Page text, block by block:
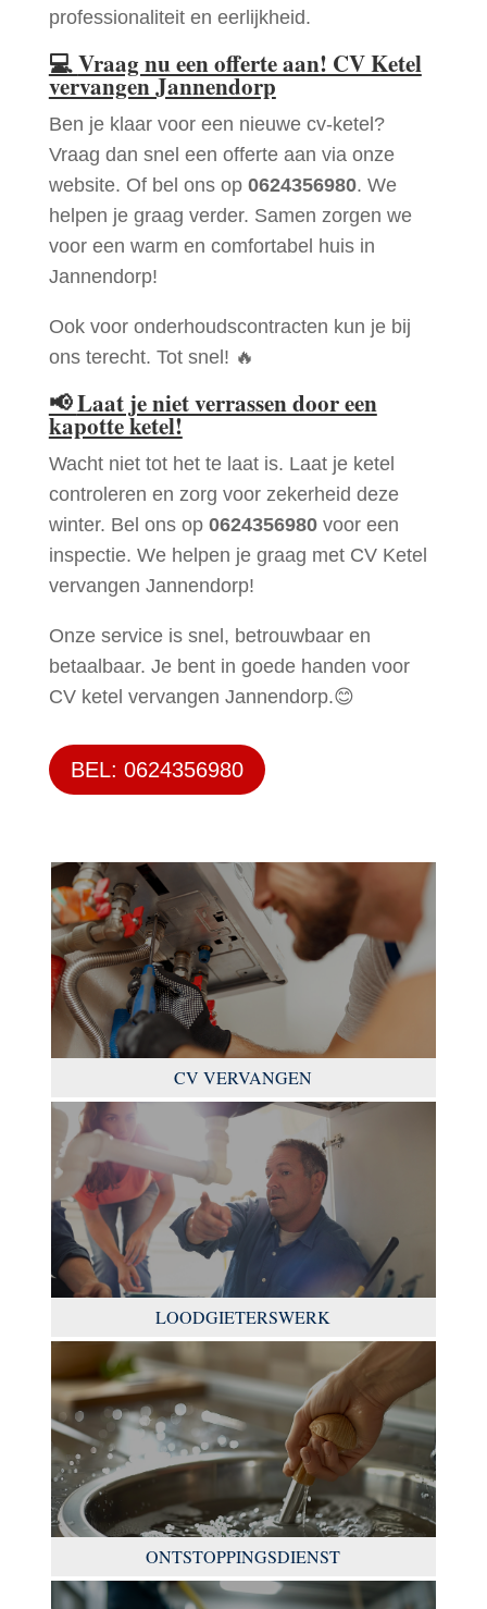
professionaliteit en eerlijkheid.
💻Vraag nu een offerte aan! CV Ketel
vervangen Jannendorp
Ben je klaar voor een nieuwe cv-ketel?
Vraag dan snel een offerte aan via onze
website. Of bel ons op 0624356980. We
helpen je graag verder. Samen zorgen we
voor een warm en comfortabel huis in
Jannendorp!
Ook voor onderhoudscontracten kun je bij
ons terecht. Tot snel! 🔥
📢Laat je niet verrassen door een
kapotte ketel!
Wacht niet tot het te laat is. Laat je ketel
controleren en zorg voor zekerheid deze
winter. Bel ons op 0624356980voor een
inspectie. We helpen je graag met CV Ketel
vervangen Jannendorp!
Onze service is snel, betrouwbaar en
betaalbaar. Je bent in goede handen voor
CV ketel vervangen Jannendorp.😊
BEL: 0624356980
CV VERVANGEN
LOODGIETERSWERK
ONTSTOPPINGSDIENST